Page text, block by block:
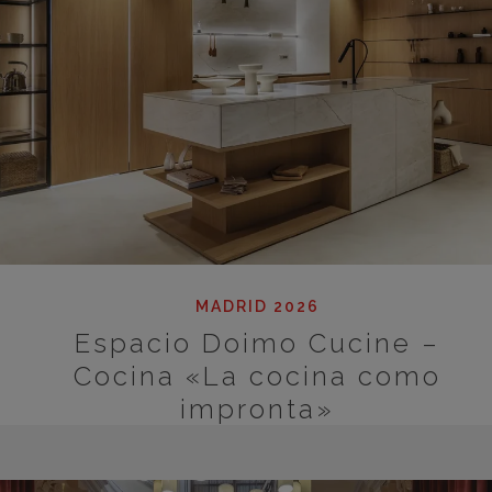
MADRID 2026
Espacio Doimo Cucine –
Cocina «La cocina como
impronta»